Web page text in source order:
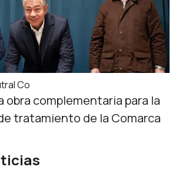
Co
obra complementaria para la
tratamiento de la Comarca